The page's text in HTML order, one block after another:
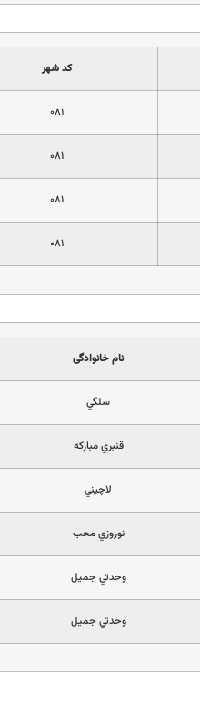
کد شهر
۰۸۱
۰۸۱
۰۸۱
۰۸۱
نام خانوادگی
سلگي
قنبري مباركه
لاچيني
نوروزي محب
وحدتي جميل
وحدتي جميل